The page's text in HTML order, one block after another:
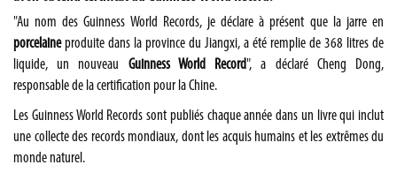
"Au nom des Guinness World Records, je déclare à présent que la jarre en
porcelaineproduite dans la province du Jiangxi, a été remplie de 368 litres de
liquide, un nouveau Guinness World Record", a déclaré Cheng Dong,
responsable de la certification pour la Chine.
Les Guinness World Records sont publiés chaque année dans un livre qui inclut
une collecte des records mondiaux, dont les acquis humains et les extrêmes du
monde naturel.